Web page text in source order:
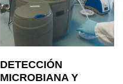
DETECCIÓN
MICROBIANA Y